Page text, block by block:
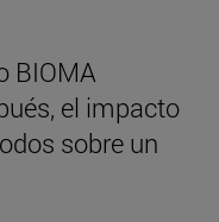
BIOMA
el impacto
sobre un